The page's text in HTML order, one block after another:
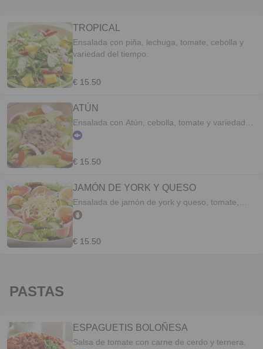
TROPICAL
Ensalada con piña, lechuga, tomate, cebolla y
variedad del tiempo.
€ 15.50
ATÚN
Ensalada con Atún, cebolla, tomate y variedad
del tiempo.
€ 15.50
JAMÓN DE YORK Y QUESO
Ensalada de jamón de york y queso, tomate,
legucha, cebolla y variedad del tiempo.
€ 15.50
PASTAS
ESPAGUETIS BOLOÑESA
Salsa de tomate con carne de cerdo y ternera.